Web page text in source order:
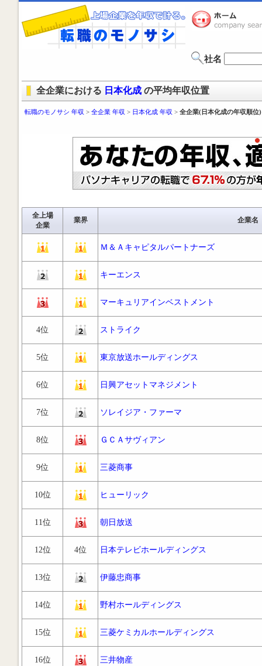
社名
全企業における 日本化成 の平均年収位置
転職のモノサシ 年収 > 全企業 年収 > 日本化成 年収 > 全企業(日本化成の年収順位)
全上場
企業
業界 企業名
Ｍ＆Ａキャピタルパートナーズ
キーエンス
マーキュリアインベストメント
4位 ストライク
5位 東京放送ホールディングス
6位 日興アセットマネジメント
7位 ソレイジア・ファーマ
8位 ＧＣＡサヴィアン
9位 三菱商事
10位 ヒューリック
11位 朝日放送
12位 4位 日本テレビホールディングス
13位 伊藤忠商事
14位 野村ホールディングス
15位 三菱ケミカルホールディングス
16位 三井物産